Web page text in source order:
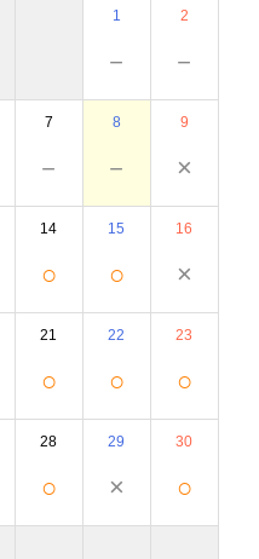
1
－
2
－
7
－
8
－
9
×
14
○
15
○
16
×
21
○
22
○
23
○
28
○
29
×
30
○